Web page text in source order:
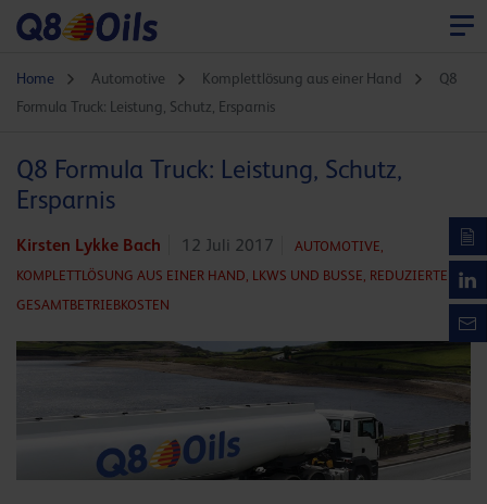
Home Automotive Komplettlösung aus einer Hand
Q8
Formula Truck: Leistung, Schutz, Ersparnis
Q8 Formula Truck: Leistung, Schutz,
Ersparnis
Kirsten Lykke Bach 12 Juli 2017
AUTOMOTIVE,
KOMPLETTLÖSUNG AUS EINER HAND, LKWS UND BUSSE, REDUZIERTE
GESAMTBETRIEBKOSTEN